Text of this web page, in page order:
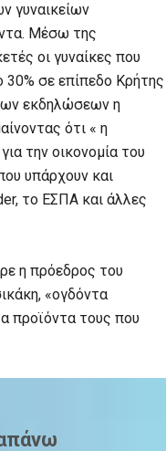
γυναικείων
Μέσω της
οι γυναίκες που
30% σε επίπεδο Κρήτης
εκδηλώσεων η
ότι « η
την οικονομία του
υπάρχουν και
το ΕΣΠΑ και άλλες
η πρόεδρος του
«ογδόντα
προϊόντα τους που